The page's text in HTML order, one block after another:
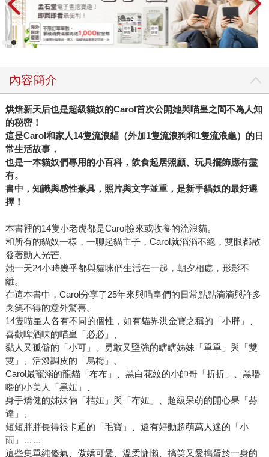
內容簡介
烘焙新天后也是超級貓奴的Carol首次公開她與喵皇之間不為人知
的秘密！
這是Carol和家人14隻流浪貓（外加1隻流浪狗和1隻流浪龜）的日
常生活故事，
也是一本貓奴們專用的小百科，飲食起居照顧、玩具擺飾應有盡
有。
書中，知識與感性兼具，照片與文字並重，是新手貓奴的最好選
擇！
本書裡的14隻小老虎都是Carol撿來或收養的流浪貓。
和所有的貓奴一樣，一聊起貓主子，Carol就滔滔不絕，雙眼都散
發著動人光芒。
她一天24小時幾乎都與貓咪們生活在一起，朝夕相處，形影不
離。
在這本書中，Carol分享了25年來與喵皇們的日常點點滴滴與許多
哭笑不得的意外驚喜。
14隻喵星人各有不同的個性，如有貓界洪金寶之稱的「小胖」、
喜歡啤酒味的喵皇「必必」、
黏人又孤僻的「小可」、勇敢又堅強的瞎瞎姊妹「單單」與「雙
雙」、活潑調皮的「烏梅」、
Carol最寵溺的龍貓「布布」、黑白花紋的小帥哥「折折」、黑嚕
嚕的小美人「黑妞」、
身手矯健的姊妹倆「桔妞」與「布妞」、超級呆萌的開心果「芬
達」、
短短胖胖長得很卡通的「毛寶」、還有好動超萌萬人迷的「小
雨」……
這些集單純傻氣、傲嬌可愛、溫柔慵懶、搞笑又愛搗蛋於一身的